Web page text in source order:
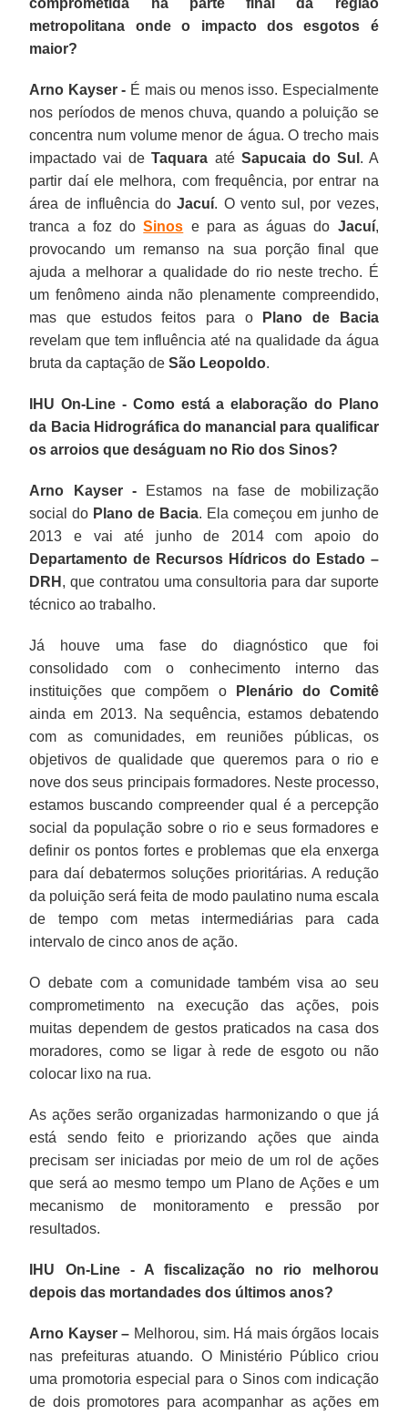
metropolitana onde o impacto dos esgotos é
maior?
Arno Kayser - É mais ou menos isso. Especialmente
nos períodos de menos chuva, quando a poluição se
concentra num volume menor de água. O trecho mais
impactado vai deTaquara até Sapucaia do Sul . A
partir daí ele melhora, com frequência, por entrar na
área de influência doJacuí. O vento sul, por vezes,
tranca a foz doSinos e para as águas do Jacuí,
provocando um remanso na sua porção final que
ajuda a melhorar a qualidade do rio neste trecho. É
um fenômeno ainda não plenamente compreendido,
mas que estudos feitos para o
Plano de Bacia
revelam que tem influência até na qualidade da água
bruta da captação deSão Leopoldo.
IHU On-Line - Como está a elaboração do Plano
da Bacia Hidrográfica do manancial para qualificar
os arroios que deságuam no Rio dos Sinos?
Arno Kayser - Estamos na fase de mobilização
social do Plano de Bacia. Ela começou em junho de
2013 e vai até junho de 2014 com apoio do
Departamento de Recursos Hídricos do Estado –
DRH , que contratou uma consultoria para dar suporte
técnico ao trabalho.
Já houve uma fase do diagnóstico que foi
consolidado com o conhecimento interno das
instituições que compõem oPlenário do Comitê
ainda em 2013. Na sequência, estamos debatendo
com as comunidades, em reuniões públicas, os
objetivos de qualidade que queremos para o rio e
nove dos seus principais formadores. Neste processo,
estamos buscando compreender qual é a percepção
social da população sobre o rio e seus formadores e
definir os pontos fortes e problemas que ela enxerga
para daí debatermos soluções prioritárias. A redução
da poluição será feita de modo paulatino numa escala
de tempo com metas intermediárias para cada
intervalo de cinco anos de ação.
O debate com a comunidade também visa ao seu
comprometimento na execução das ações, pois
muitas dependem de gestos praticados na casa dos
moradores, como se ligar à rede de esgoto ou não
colocar lixo na rua.
As ações serão organizadas harmonizando o que já
está sendo feito e priorizando ações que ainda
precisam ser iniciadas por meio de um rol de ações
que será ao mesmo tempo um Plano de Ações e um
mecanismo de monitoramento e pressão por
resultados.
IHU On-Line - A fiscalização no rio melhorou
depois das mortandades dos últimos anos?
Arno Kayser – Melhorou, sim. Há mais órgãos locais
nas prefeituras atuando. O Ministério Público criou
uma promotoria especial para o Sinos com indicação
de dois promotores para acompanhar as ações em